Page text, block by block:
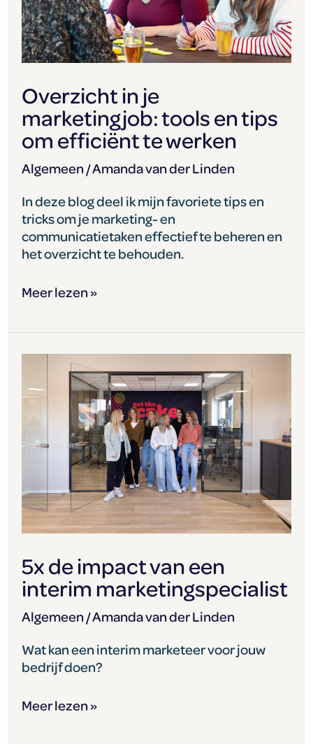
Overzicht in je
marketingjob: tools en tips
om efficiënt te werken
Algemeen /Amanda van der Linden
In deze blog deel ik mijn favoriete tips en
tricks om je marketing- en
communicatietaken effectief te beheren en
het overzicht te behouden.
om
efficiënt
te
werken
Meer lezen »
5x de impact van een
interim marketingspecialist
Algemeen /Amanda van der Linden
Wat kan een interim marketeer voor jouw
bedrijf doen?
impact
interim
marketingspecialist
Meer lezen »